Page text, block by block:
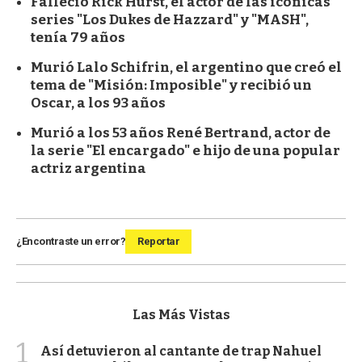
series "Los Dukes de Hazzard" y "MASH",
tenía 79 años
Murió Lalo Schifrin, el argentino que creó el
tema de "Misión: Imposible" y recibió un
Oscar, a los 93 años
Murió a los 53 años René Bertrand, actor de
la serie "El encargado" e hijo de una popular
actriz argentina
¿Encontraste un error? Reportar
Las Más Vistas
1
Así detuvieron al cantante de trap Nahuel